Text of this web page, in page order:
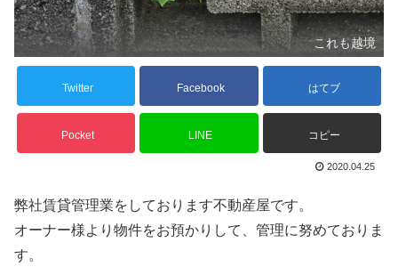
これも越境
Twitter Facebook はてブ
Pocket LINE コピー
2020.04.25
弊社賃貸管理業をしております不動産屋です。
オーナー様より物件をお預かりして、管理に努めておりま
す。